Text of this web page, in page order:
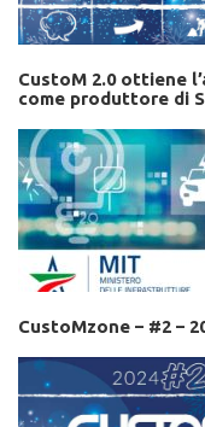
CustoM 2.0 ottiene
come produttore di
CustoMzone – #2 –